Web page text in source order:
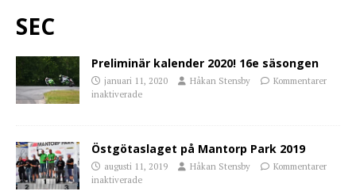
SEC
Preliminär kalender 2020! 16e säsongen
januari 11, 2020 Håkan Stensby
Kommentarer
inaktiverade
Östgötaslaget på Mantorp Park 2019
augusti 11, 2019 Håkan Stensby
Kommentarer
inaktiverade